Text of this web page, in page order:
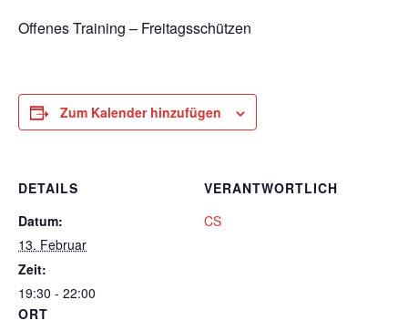
Offenes Training – Freitagsschützen
Zum Kalender hinzufügen
DETAILS
Datum:
13. Februar
Zeit:
19:30 - 22:00
ORT
VERANTWORTLICH
CS